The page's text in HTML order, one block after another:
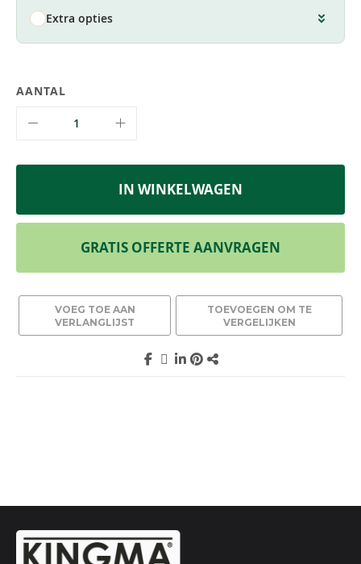
Extra opties
AANTAL
IN WINKELWAGEN
GRATIS OFFERTE AANVRAGEN
VOEG TOE AAN
VERLANGLIJST
TOEVOEGEN OM TE
VERGELIJKEN